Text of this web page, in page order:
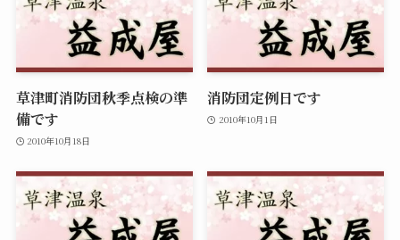
草津町消防団秋季点検の準
備です
2010年10月18日
消防団定例日です
2010年10月1日